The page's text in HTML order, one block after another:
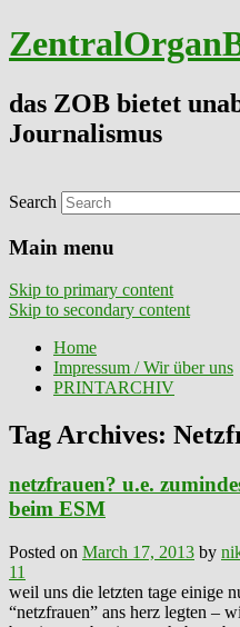
das ZOB bietet
Journalismus
Search
Main menu
Skip to primary content
Skip to secondary content
Home
Impressum / Wir über uns
PRINTARCHIV
Tag Archives:
netzfrauen? u.e.
beim ESM
Posted on March 17, 2013 by
11
weil uns die letzten tage einige
“netzfrauen” ans herz legten –